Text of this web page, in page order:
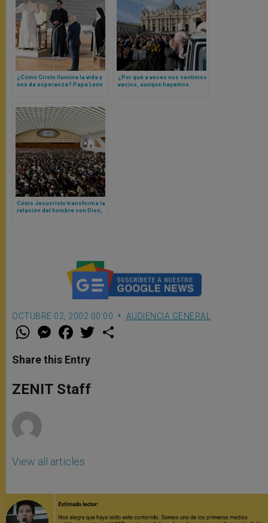
¿Cómo Cristo ilumina la vida y
nos da esperanza? Papa León
¿Por qué a veces nos sentimos
vacíos, aunque hayamos
Cómo Jesucristo transforma la
relación del hombre con Dios,
OCTUBRE 02, 2002 00:00 AUDIENCIA GENERAL
W
t
s
p
p
M
e
s
e
g
e
F
a
e
b
o
k
w
Share this Entry
ZENIT Staff
View all articles